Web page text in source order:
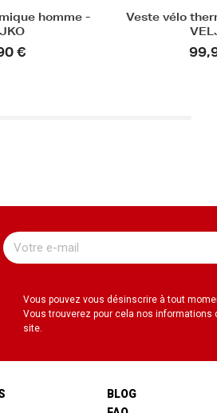
femme -
€
Veste vélo
unisexe -
72,50 €
Vous pouvez vous désinscrire à tout
Vous trouverez pour cela nos
site.
BLOG